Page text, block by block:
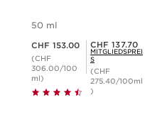
50 ml
CHF 153.00
(CHF
306.00/100
ml)
Mitgliederpreis CHF 137.70
CHF 137.70
MITGLIEDSPREI
S
(CHF
275.40/100ml
)